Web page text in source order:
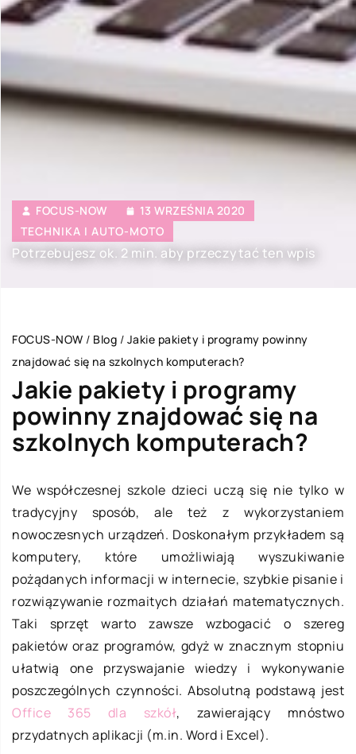
FOCUS-NOW
13 WRZEŚNIA 2020
TECHNIKA I AUTO-MOTO
Potrzebujesz ok. 2 min. aby przeczytać ten wpis
FOCUS-NOW / Blog / Jakie pakiety i programy powinny
znajdować się na szkolnych komputerach?
Jakie pakiety i programy
powinny znajdować się na
szkolnych komputerach?
We współczesnej szkole dzieci uczą się nie tylko w
tradycyjny sposób, ale też z wykorzystaniem
nowoczesnych urządzeń. Doskonałym przykładem są
komputery, które umożliwiają wyszukiwanie
pożądanych informacji w internecie, szybkie pisanie i
rozwiązywanie rozmaitych działań matematycznych.
Taki sprzęt warto zawsze wzbogacić o szereg
pakietów oraz programów, gdyż w znacznym stopniu
ułatwią one przyswajanie wiedzy i wykonywanie
poszczególnych czynności. Absolutną podstawą jest
Office 365 dla szkół, zawierający mnóstwo
przydatnych aplikacji (m.in. Word i Excel).